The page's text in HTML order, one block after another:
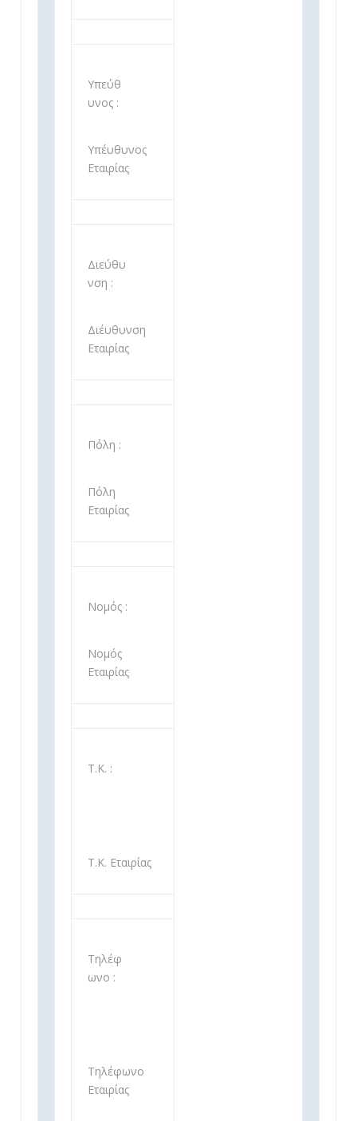
Υπεύθ
υνος :
Υπέυθυνος
Εταιρίας
Διεύθυ
νση :
Διέυθυνση
Εταιρίας
Πόλη :
Πόλη
Εταιρίας
Νομός :
Νομός
Εταιρίας
Τ.Κ. :
Τ.Κ. Εταιρίας
Τηλέφ
ωνο :
Τηλέφωνο
Εταιρίας